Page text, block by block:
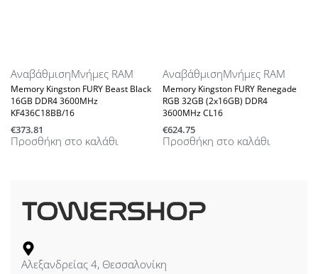
ΑναβάθμισηΜνήμες RAM
Memory Kingston FURY Beast Black
16GB DDR4 3600MHz
KF436C18BB/16
€373.81
Προσθήκη στο καλάθι
ΑναβάθμισηΜνήμες RAM
Memory Kingston FURY Renegade
RGB 32GB (2x16GB) DDR4
3600MHz CL16
€624.75
Προσθήκη στο καλάθι
Αλεξανδρείας 4, Θεσσαλονίκη